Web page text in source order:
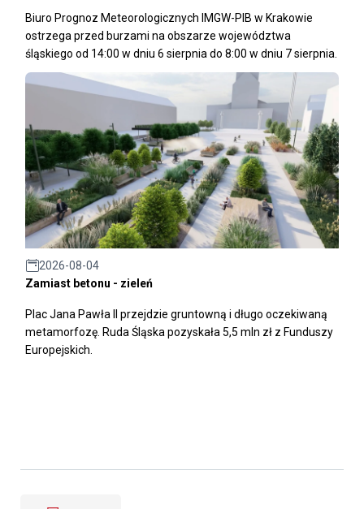
Biuro Prognoz Meteorologicznych IMGW-PIB w Krakowie
ostrzega przed burzami na obszarze województwa
śląskiego od 14:00 w dniu 6 sierpnia do 8:00 w dniu 7 sierpnia.
2026-08-04
Zamiast betonu - zieleń
Plac Jana Pawła II przejdzie gruntowną i długo oczekiwaną
metamorfozę. Ruda Śląska pozyskała 5,5 mln zł z Funduszy
Europejskich.